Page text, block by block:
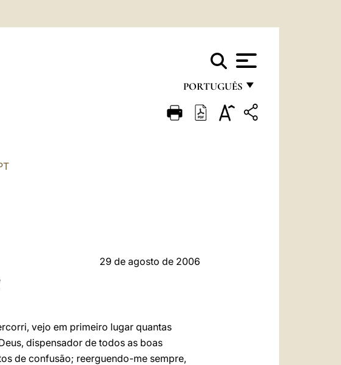
PORTUGUÊS
FRANÇAIS
29 de agosto de 2006
vejo em primeiro lugar quantas
dispensador de todos as boas
de confusão; reerguendo-me sempre,